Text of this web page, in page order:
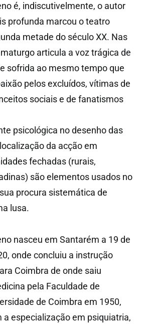
é, indiscutivelmente, o autor
profunda marcou o teatro
metade do século XX. Nas
articula a voz trágica de
sofrida ao mesmo tempo que
pelos excluídos, vítimas de
sociais e de fanatismos
psicológica no desenho das
da acção em
fechadas (rurais,
são elementos usados no
procura sistemática de
lusa.
nasceu em Santarém a 19 de
onde concluiu a instrução
Coimbra de onde saiu
pela Faculdade de
de Coimbra em 1950,
especialização em psiquiatria,